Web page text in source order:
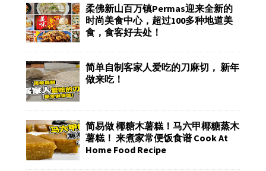
柔佛新山百万镇Permas迎来全新的
时尚美食中心，超过100多种地道美
食，食客好去处！
简单自制客家人爱吃的刀麻切， 新年
做来吃！
简易做 椰糖木薯糕！马六甲椰糖蒸木
薯糕！ 来煮家常便饭食谱 Cook At
Home Food Recipe